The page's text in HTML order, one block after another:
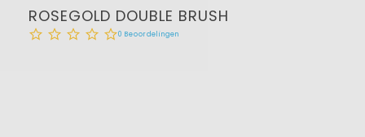
ROSEGOLD DOUBLE BRUSH
0 Beoordelingen